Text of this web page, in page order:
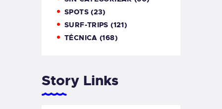
SPOTS(23)
SURF-TRIPS (121)
TÉCNICA (168)
Story Links